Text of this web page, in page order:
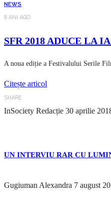
NEWS
8 ANI AGO
SFR 2018 ADUCE LA
A noua ediție a Festivalului Serile
Citește articol
SHARE
InSociety Redacție 30 aprilie
UN INTERVIU RAR CU
Gugiuman Alexandra 7 august